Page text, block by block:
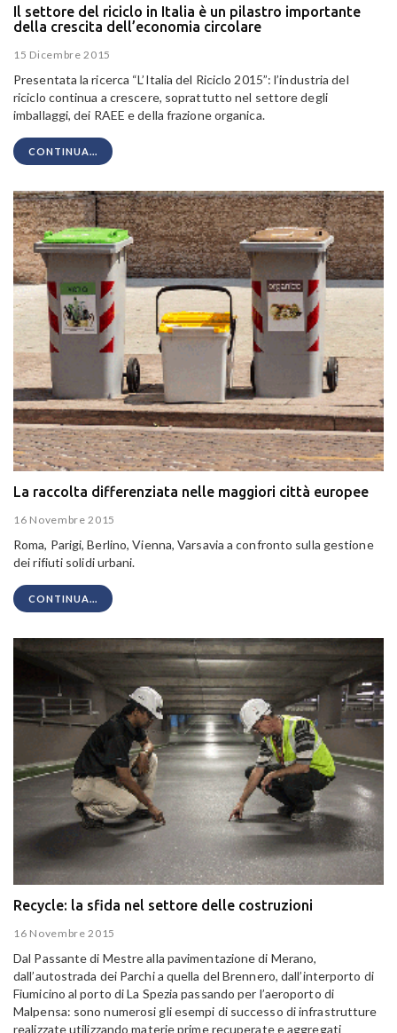
Il settore del riciclo in Italia è un pilastro importante
della crescita dell’economia circolare
15 Dicembre 2015
Presentata la ricerca “L’Italia del Riciclo 2015”: l’industria del
riciclo continua a crescere, soprattutto nel settore degli
imballaggi, dei RAEE e della frazione organica.
CONTINUA...
La raccolta differenziata nelle maggiori città europee
16 Novembre 2015
Roma, Parigi, Berlino, Vienna, Varsavia a confronto sulla gestione
dei rifiuti solidi urbani.
CONTINUA...
Recycle: la sfida nel settore delle costruzioni
16 Novembre 2015
Dal Passante di Mestre alla pavimentazione di Merano,
dall’autostrada dei Parchi a quella del Brennero, dall’interporto di
Fiumicino al porto di La Spezia passando per l’aeroporto di
Malpensa: sono numerosi gli esempi di successo di infrastrutture
realizzate utilizzando materie prime recuperate e aggregati